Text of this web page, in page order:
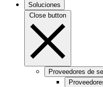
Soluciones
Close button
Proveedores de